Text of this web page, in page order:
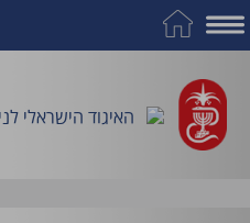
האיגוד הישראלי
על
האיגוד
פרסומי
האיגוד
התמחות
במקצוע
כח
אדם
וציוד
כלים
שימושיים
כנס
האיגוד